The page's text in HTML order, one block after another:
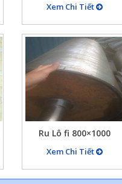
89×600,…
Xem Chi Tiết
Ru Lô fi 800×1000
Xem Chi Tiết